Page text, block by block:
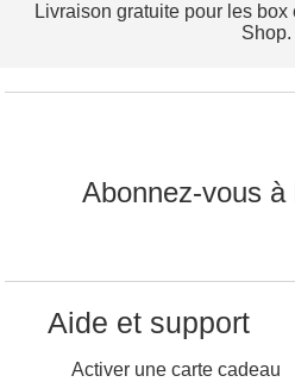
Livraison gratuite pour les box
Shop.
Abonnez-vous à
Aide et support
Activer une carte cadeau